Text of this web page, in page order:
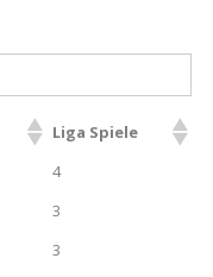
Liga Spiele
4
3
3